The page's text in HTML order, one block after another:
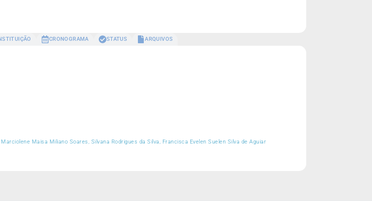
CRONOGRAMA STATUS ARQUIVOS
Maisa Miliano Soares, Silvana Rodrigues da Silva, Francisca Evelen Suelen Silva de Aguiar